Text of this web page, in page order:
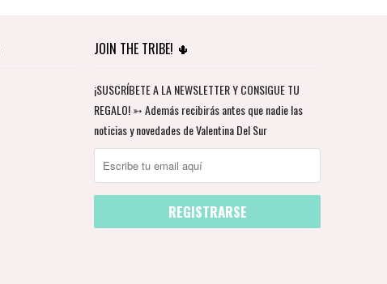
JOIN THE TRIBE! 🌵
¡SUSCRÍBETE A LA NEWSLETTER Y CONSIGUE TU
REGALO! ➳ Además recibirás antes que nadie las
noticias y novedades de Valentina Del Sur